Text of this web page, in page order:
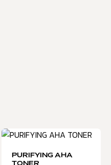
PURIFYING AHA